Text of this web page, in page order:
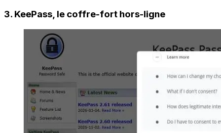
3. KeePass, le coffre-fort hors-ligne